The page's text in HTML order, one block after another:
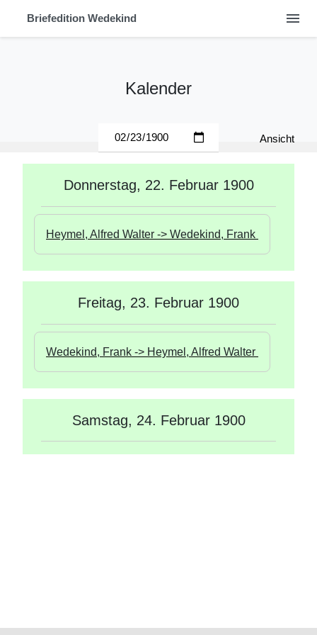
Briefedition Wedekind menu
Kalender
Ansicht
Donnerstag, 22. Februar 1900
Heymel, Alfred Walter -> Wedekind, Frank
Freitag, 23. Februar 1900
Wedekind, Frank -> Heymel, Alfred Walter
Samstag, 24. Februar 1900